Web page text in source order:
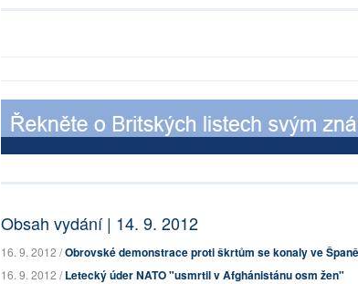
Obsah vydání | 14. 9. 2012
16. 9. 2012 /Obrovské demonstrace proti škrtům se konaly ve
16. 9. 2012 /Letecký úder NATO "usmrtil v Afghánistánu osm žen"